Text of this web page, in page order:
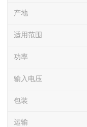
产地
适用范围
功率
输入电压
包装
运输